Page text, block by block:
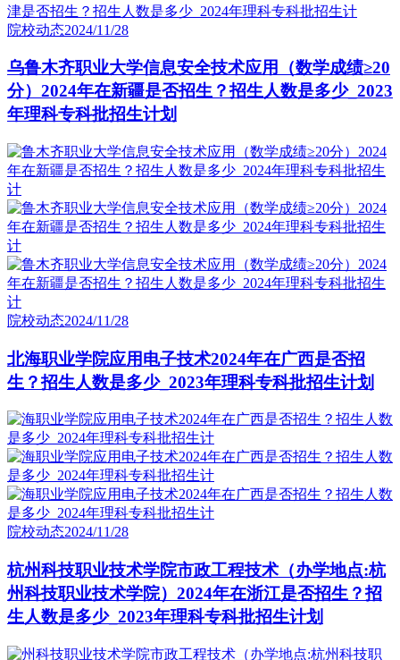
院校动态2024/11/28
乌鲁木齐职业大学信息安全技术应用（数学成绩≥20
分）2024年在新疆是否招生？招生人数是多少_2023
年理科专科批招生计划
院校动态2024/11/28
北海职业学院应用电子技术2024年在广西是否招
生？招生人数是多少_2023年理科专科批招生计划
院校动态2024/11/28
杭州科技职业技术学院市政工程技术（办学地点:杭
州科技职业技术学院）2024年在浙江是否招生？招
生人数是多少_2023年理科专科批招生计划